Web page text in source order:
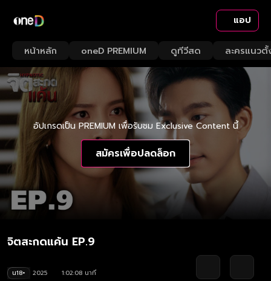
แอป
หน้าหลัก oneD PREMIUM ดูทีวีสด ละครแนวตั้
อัปเกรดเป็น PREMIUM เพื่อรับชม Exclusive Content นี้
สมัครเพื่อปลดล็อก
จิตสะกดแค้น EP.9
น18+ 2025
1:02:08 นาที